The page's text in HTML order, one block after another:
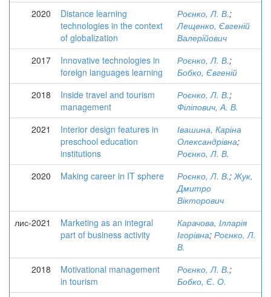
2020
Distance learning
technologies in the context
of globalization
Роєнко, Л. В.;
Лещенко, Євгеній
Валерійович
2017
Innovative technologies in
foreign languages learning
Роєнко, Л. В.;
Бобко, Євгеній
2018
Inside travel and tourism
management
Роєнко, Л. В.;
Філіпович, А. В.
2021
Interior design features in
preschool education
institutions
Івашина, Каріна
Олександрівна;
Роєнко, Л. В.
2020
Making career in IT sphere Роєнко, Л. В.;Жук,
Дмитро
Вікторович
лис-2021
Marketing as an integral
part of business activity
Карачова, Ілларія
Ігорівна; Роєнко, Л.
В.
2018
Motivational management
in tourism
Роєнко, Л. В.;
Бобко, Є. О.